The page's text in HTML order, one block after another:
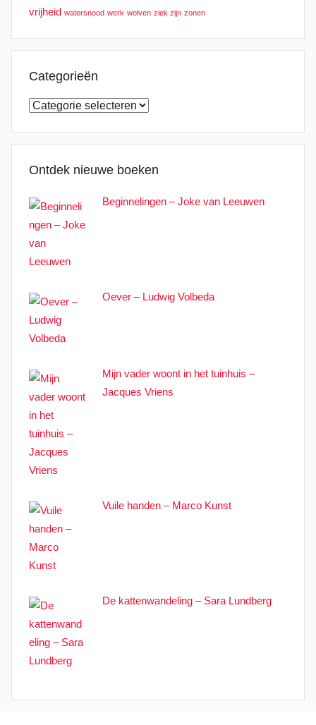
vrijheid watersnood werk wolven ziek zijn zonen
Categorieën
Categorieën
Ontdek nieuwe boeken
Beginnelingen – Joke van Leeuwen
Oever – Ludwig Volbeda
Mijn vader woont in het tuinhuis –
Jacques Vriens
Vuile handen – Marco Kunst
De kattenwandeling – Sara Lundberg